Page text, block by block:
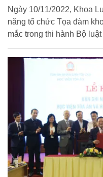
Ngày 10/11/2022, Khoa
năng tổ chức Tọa đàm
mắc trong thi hành Bộ